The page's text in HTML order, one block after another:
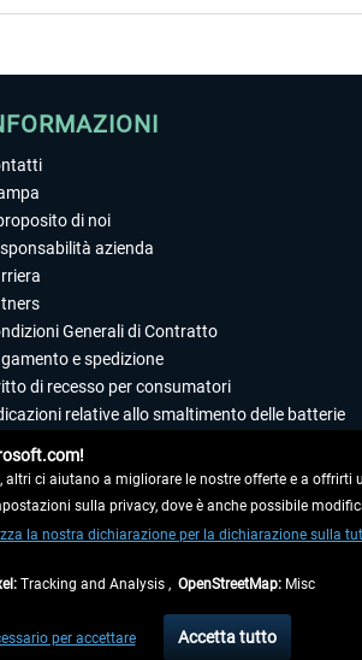
di noi
azienda
Generali di Contratto
e spedizione
di recesso per consumatori
relative allo smaltimento delle batterie
le spese di spedizione, se non diversamente
le altre nazioni sono disponibili nelleinformazioni di
ci aiutano a migliorare le nostre offerte e a offrirti
sulla privacy, dove è anche possibile
la nostra dichiarazione per la dichiarazione sulla
Tracking and Analysis , OpenStreetMap: Misc
per accettare Accetta tutto